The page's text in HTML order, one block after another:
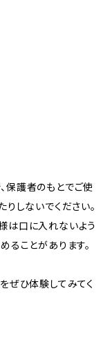
保護者のもとでご使
りしないでください。
は口に入れないよう
ることがあります。
ぜひ体験してみてく